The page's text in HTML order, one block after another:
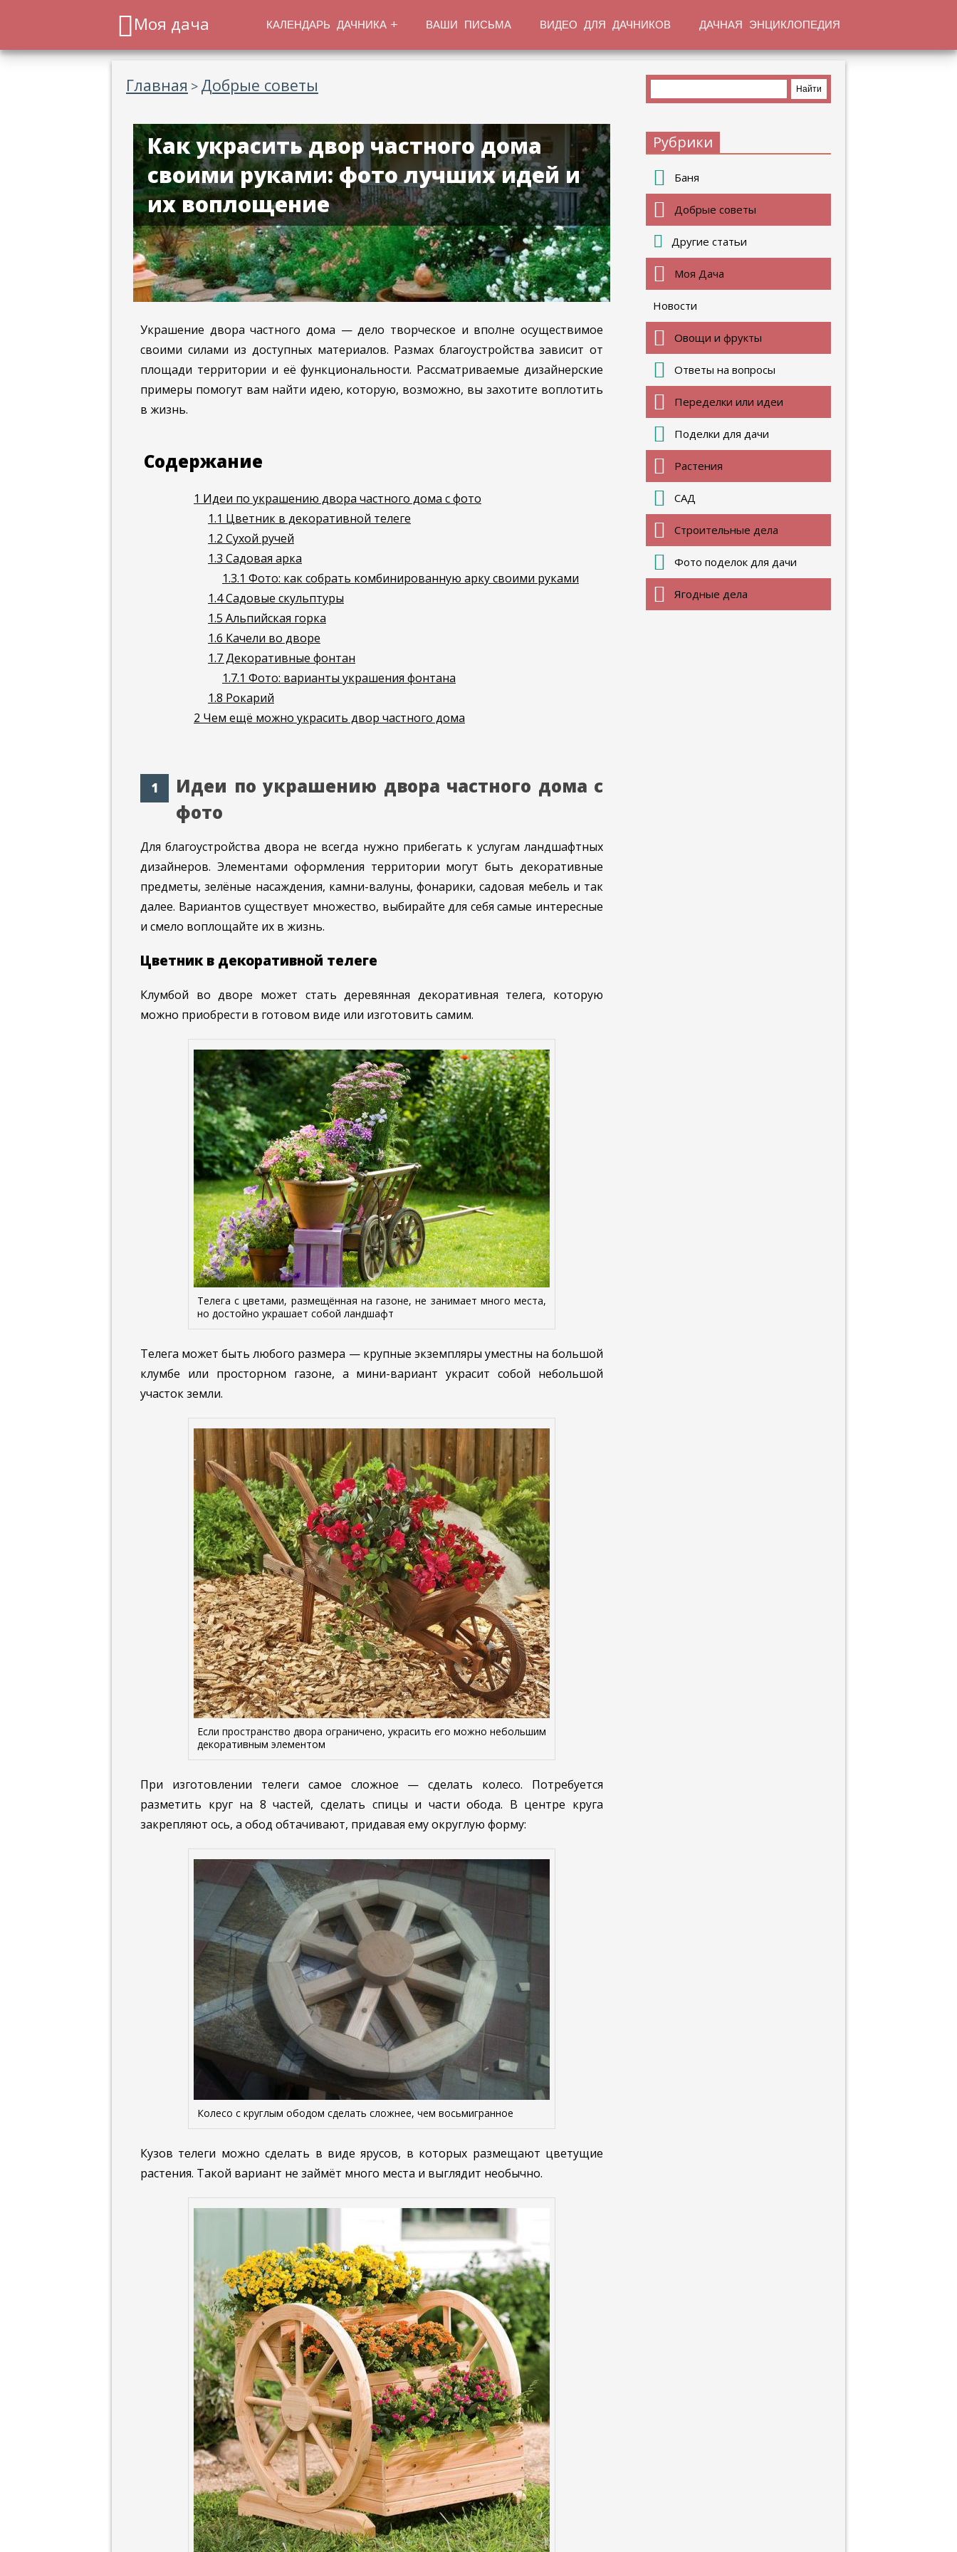
Моя дача КАЛЕНДАРЬ ДАЧНИКА ВАШИ ПИСЬМА ВИДЕО ДЛЯ ДАЧНИКОВ ДАЧНАЯ ЭНЦИКЛОПЕДИЯ
Главная > Добрые советы
Как украсить двор частного дома
своими руками: фото лучших идей и
их воплощение
Украшение двора частного дома — дело творческое и вполне осуществимое
своими силами из доступных материалов. Размах благоустройства зависит от
площади территории и её функциональности. Рассматриваемые дизайнерские
примеры помогут вам найти идею, которую, возможно, вы захотите воплотить
в жизнь.
Содержание
1 Идеи по украшению двора частного дома с фото
1.1 Цветник в декоративной телеге
1.2 Сухой ручей
1.3 Садовая арка
1.3.1 Фото: как собрать комбинированную арку своими руками
1.4Садовые скульптуры
1.5 Альпийская горка
1.6 Качели во дворе
1.7Декоративные фонтан
1.7.1 Фото: варианты украшения фонтана
1.8 Рокарий
2 Чем ещё можно украсить двор частного дома
Идеи по украшению двора частного дома с
фото
Для благоустройства двора не всегда нужно прибегать к услугам ландшафтных
дизайнеров. Элементами оформления территории могут быть декоративные
предметы, зелёные насаждения, камни-валуны, фонарики, садовая мебель и так
далее. Вариантов существует множество, выбирайте для себя самые интересные
и смело воплощайте их в жизнь.
Цветник в декоративной телеге
Клумбой во дворе может стать деревянная декоративная телега, которую
можно приобрести в готовом виде или изготовить самим.
Телега с цветами, размещённая на газоне, не занимает много места,
но достойно украшает собой ландшафт
Телега может быть любого размера — крупные экземпляры уместны на большой
клумбе или просторном газоне, а мини-вариант украсит собой небольшой
участок земли.
Если пространство двора ограничено, украсить его можно небольшим
декоративным элементом
При изготовлении телеги самое сложное — сделать колесо. Потребуется
разметить круг на 8 частей, сделать спицы и части обода. В центре круга
закрепляют ось, а обод обтачивают, придавая ему округлую форму:
Колесо с круглым ободом сделать сложнее, чем восьмигранное
Кузов телеги можно сделать в виде ярусов, в которых размещают цветущие
растения. Такой вариант не займёт много места и выглядит необычно.
Рубрики
Баня
Добрые советы
Другие статьи
Моя Дача
Новости
Овощи и фрукты
Ответы на вопросы
Переделки или идеи
Поделки для дачи
Растения
САД
Строительные дела
Фото поделок для дачи
Ягодные дела